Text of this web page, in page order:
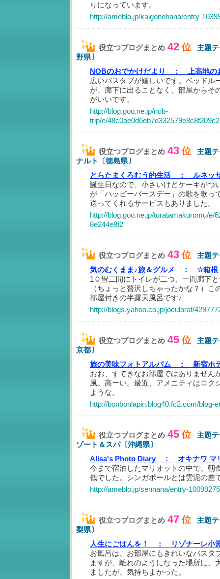
りになっています。
http://ameblo.jp/kaigonohana/entry-
役立つブログまとめ 42 位
主題
野県〕
NOBのおでかけだより ：
上高地
広いバスタブが嬉しいです。ベッドル
が、廊下に出ることなく、部屋からそ
がいいです。
http://blog.goo.ne.jp/nob-
trip/e/
役立つブログまとめ 43 位
主題
ナルト〔徳島県〕
とらたまくろむう的生活 ：
ルネッ
誕生日なので、小さいけどケーキがつ
が「ハッピーバースデー」の歌を歌っ
送ってくれるサービスもありました。
http://blog.goo.ne.jp/toratamakuromu/e/
8e244e8f2
役立つブログまとめ 43 位
主題
気のむくまま♪旅＆グルメ ：
☆箱根
1０畳二間にトイレが二つ、一間廊下
（ちょっと贅沢しちゃったかな？）
部屋付きの半露天風呂です♪
http://blogs.yahoo.co.jp/jocularat/
役立つブログまとめ 45 位
主題
京都〕
旅の美味フォトアルバム ：
新宿ホ
おお、すてきなお部屋ではありません
風。高ーい。最近、アメニティはロク
ような。
http://bonbonlapin.blog40.fc2.com/blog-
役立つブログまとめ 45 位
主題
ゾート＆スパ〔沖縄県〕
Alisa's Photo Diary ：
オキナワ マ
今まで宿泊したマリオットの中で、
低でした。シンガポールとは雲泥の差
http://ameblo.jp/sennana/entry-
役立つブログまとめ 47 位
主題
梨県〕
人生にごはんを！ ：
リゾナーレ小
お風呂は、お部屋にもきれいなバスタ
ますが、離れのようになった場所に、
ましたが、気持ちよかった。